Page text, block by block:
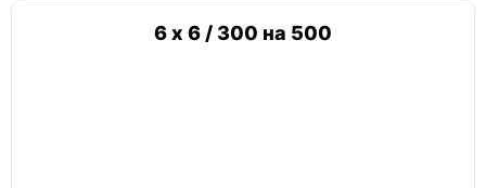
6 х 6 / 300 на 500